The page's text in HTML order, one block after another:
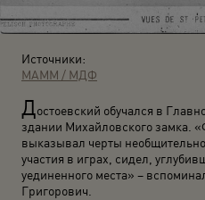
Источники:
МАММ / МДФ
Достоевский обучался в
здании Михайловского замка.
выказывал черты
участия в играх, сидел,
уединенного места» –
Григорович.